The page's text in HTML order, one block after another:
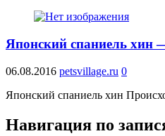
Японский спаниель хин
06.08.2016 petsvillage.ru 0
Японский спаниель хин
Навигация по